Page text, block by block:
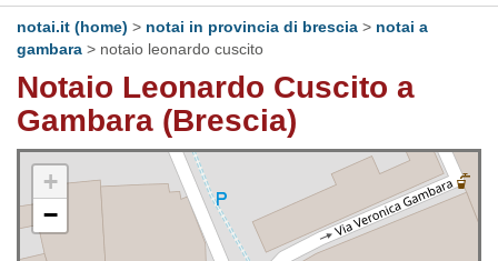
notai.it (home) > notai in provincia di brescia > notai a
gambara > notaio leonardo cuscito
Notaio Leonardo Cuscito a
Gambara (Brescia)
+
−